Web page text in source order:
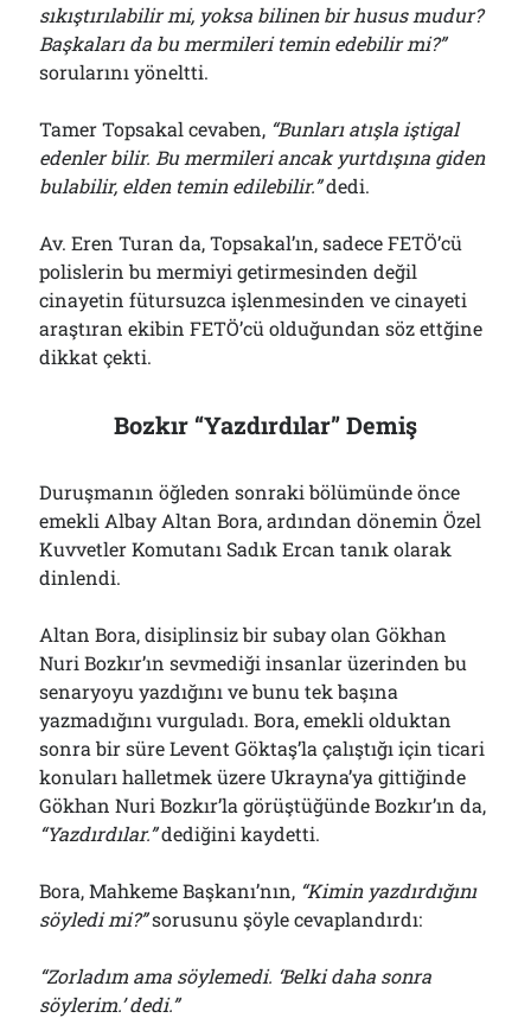
sıkıştırılabilir mi, yoksa bilinen bir husus mudur?
Başkaları da bu mermileri temin edebilir mi?”
sorularını yöneltti.
Tamer Topsakal cevaben, “Bunları atışla iştigal
edenler bilir. Bu mermileri ancak yurtdışına giden
bulabilir, elden temin edilebilir.”dedi.
Av. Eren Turan da, Topsakal’ın, sadece FETÖ’cü
polislerin bu mermiyi getirmesinden değil
cinayetin fütursuzca işlenmesinden ve cinayeti
araştıran ekibin FETÖ’cü olduğundan söz ettğine
dikkat çekti.
Bozkır “Yazdırdılar” Demiş
Duruşmanın öğleden sonraki bölümünde önce
emekli Albay Altan Bora, ardından dönemin Özel
Kuvvetler Komutanı Sadık Ercan tanık olarak
dinlendi.
Altan Bora, disiplinsiz bir subay olan Gökhan
Nuri Bozkır’ın sevmediği insanlar üzerinden bu
senaryoyu yazdığını ve bunu tek başına
yazmadığını vurguladı. Bora, emekli olduktan
sonra bir süre Levent Göktaş’la çalıştığı için ticari
konuları halletmek üzere Ukrayna’ya gittiğinde
Gökhan Nuri Bozkır’la görüştüğünde Bozkır’ın da,
“Yazdırdılar.”dediğini kaydetti.
Bora, Mahkeme Başkanı’nın, “Kimin yazdırdığını
söyledi mi?”sorusunu şöyle cevaplandırdı:
“Zorladım ama söylemedi. ‘Belki daha sonra
söylerim.’ dedi.”